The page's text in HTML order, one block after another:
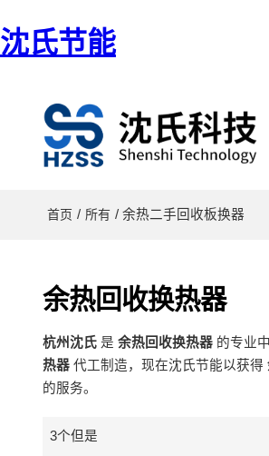
沈氏节能
首页 / 所有 / 余热二手回收板换器
余热回收换热器
杭州沈氏是 余热回收换热器的专业
热器代工制造，现在沈氏节能以获得
的服务。
3个但是